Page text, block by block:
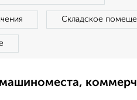
Складское